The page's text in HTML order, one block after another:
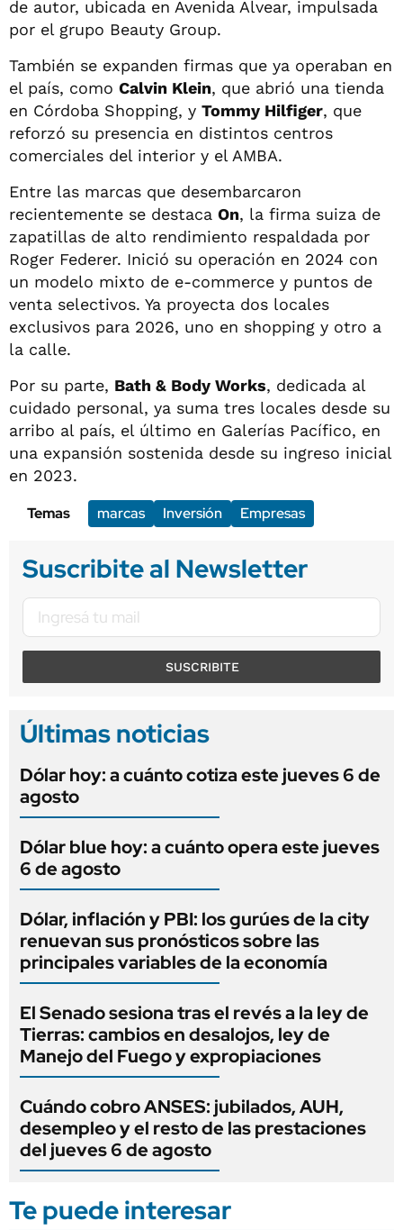
de autor, ubicada en Avenida Alvear, impulsada
por el grupo Beauty Group.
También se expanden firmas que ya operaban en
el país, como Calvin Klein, que abrió una tienda
en Córdoba Shopping, y Tommy Hilfiger, que
reforzó su presencia en distintos centros
comerciales del interior y el AMBA.
Entre las marcas que desembarcaron
recientemente se destaca On, la firma suiza de
zapatillas de alto rendimiento respaldada por
Roger Federer. Inició su operación en 2024 con
un modelo mixto de e-commerce y puntos de
venta selectivos. Ya proyecta dos locales
exclusivos para 2026, uno en shopping y otro a
la calle.
Por su parte, Bath & Body Works, dedicada al
cuidado personal, ya suma tres locales desde su
arribo al país, el último en Galerías Pacífico, en
una expansión sostenida desde su ingreso inicial
en 2023.
Temas
marcas Inversión Empresas
Suscribite al Newsletter
SUSCRIBITE
Últimas noticias
Dólar hoy: a cuánto cotiza este jueves 6 de
agosto
Dólar blue hoy: a cuánto opera este jueves
6 de agosto
Dólar, inflación y PBI: los gurúes de la city
renuevan sus pronósticos sobre las
principales variables de la economía
El Senado sesiona tras el revés a la ley de
Tierras: cambios en desalojos, ley de
Manejo del Fuego y expropiaciones
Cuándo cobro ANSES: jubilados, AUH,
desempleo y el resto de las prestaciones
del jueves 6 de agosto
Te puede interesar